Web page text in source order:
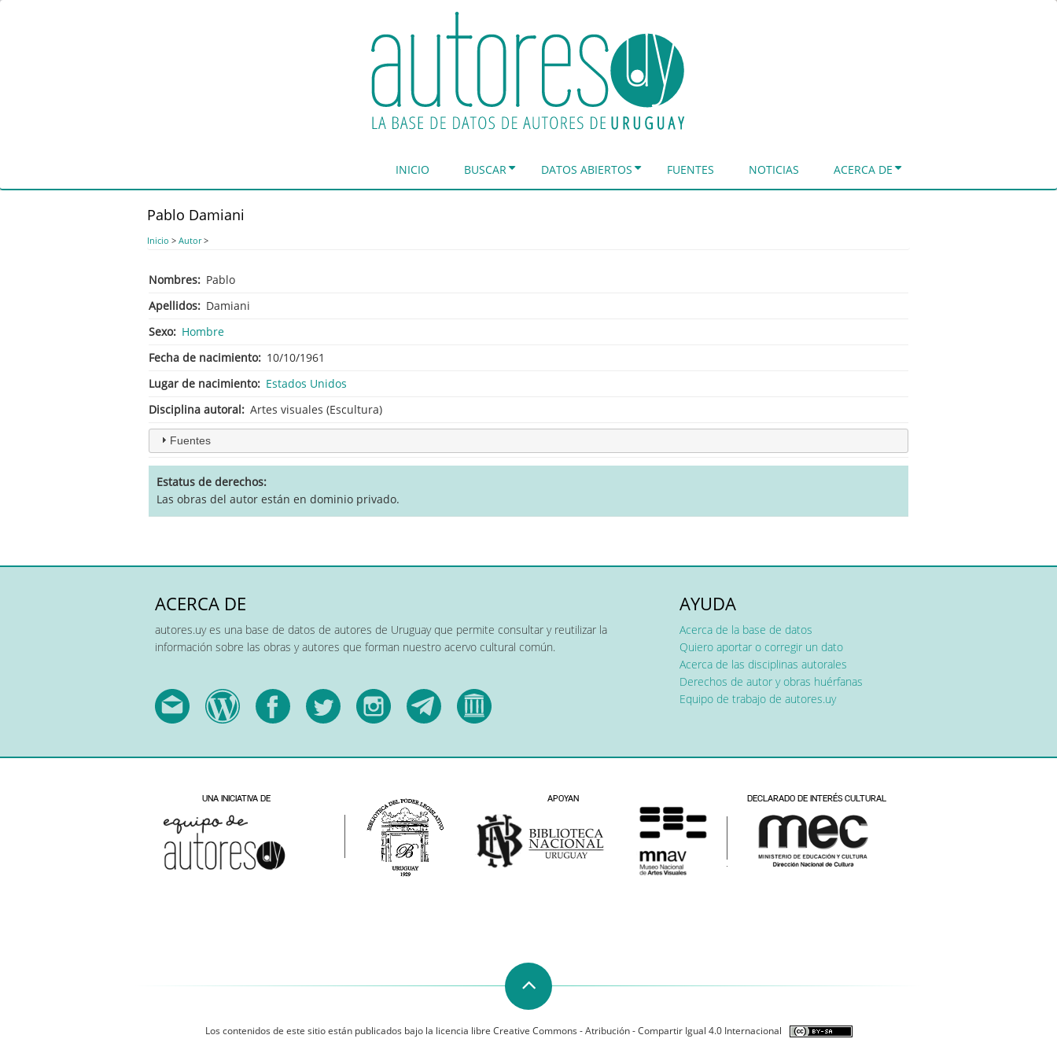
INICIO BUSCAR DATOS ABIERTOS FUENTES NOTICIAS ACERCA DE
Pablo Damiani
Inicio > Autor>
Nombres
Pablo
Apellidos
Damiani
Sexo
Hombre
Fecha de nacimiento
10/10/1961
Lugar de nacimiento
Estados Unidos
Disciplina autoral
Artes visuales (Escultura)
Fuentes
Estatus de derechos
Las obras del autor están en dominio privado.
ACERCA DE
autores.uy es una base de datos de autores de Uruguay que permite consultar y reutilizar la
información sobre las obras y autores que forman nuestro acervo cultural común.
AYUDA
Acerca de la base de datos
Quiero aportar o corregir un dato
Acerca de las disciplinas autorales
Derechos de autor y obras huérfanas
Equipo de trabajo de autores.uy
Los contenidos de este sitio están publicados bajo la licencia libre Creative Commons - Atribución - Compartir Igual 4.0 Internacional